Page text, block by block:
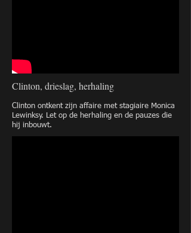
Clinton, drieslag, herhaling
Clinton ontkent zijn affaire met stagiaire Monica
Lewinksy. Let op de herhaling en de pauzes die
hij inbouwt.